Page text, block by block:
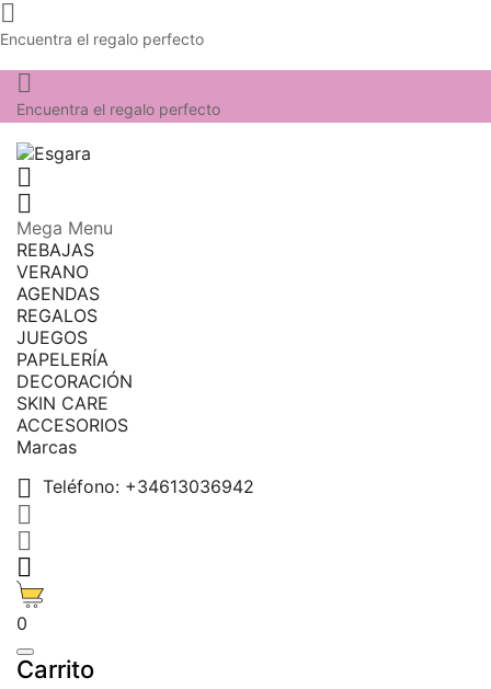

Encuentra el regalo perfecto

Encuentra el regalo perfecto


Mega Menu
REBAJAS
VERANO
AGENDAS
REGALOS
JUEGOS
PAPELERÍA
DECORACIÓN
SKIN CARE
ACCESORIOS
Marcas
 Teléfono: +34613036942



0
Carrito